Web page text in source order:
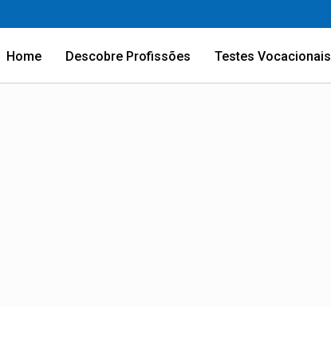
Home Descobre Profissões Testes Vocacionais